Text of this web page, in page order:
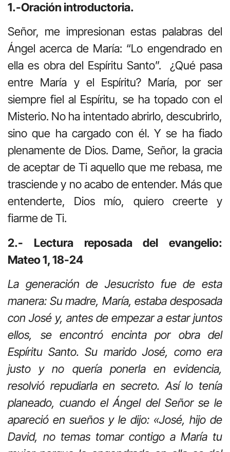
1.-Oración introductoria.
Señor, me impresionan estas palabras del
Ángel acerca de María: “Lo engendrado en
ella es obra del Espíritu Santo”. ¿Qué pasa
entre María y el Espíritu? María, por ser
siempre fiel al Espíritu, se ha topado con el
Misterio. No ha intentado abrirlo, descubrirlo,
sino que ha cargado con él. Y se ha fiado
plenamente de Dios. Dame, Señor, la gracia
de aceptar de Ti aquello que me rebasa, me
trasciende y no acabo de entender. Más que
entenderte, Dios mío, quiero creerte y
fiarme de Ti.
2.- Lectura reposada del evangelio:
Mateo 1, 18-24
La generación de Jesucristo fue de esta
manera: Su madre, María, estaba desposada
con José y, antes de empezar a estar juntos
ellos, se encontró encinta por obra del
Espíritu Santo. Su marido José, como era
justo y no quería ponerla en evidencia,
resolvió repudiarla en secreto. Así lo tenía
planeado, cuando el Ángel del Señor se le
apareció en sueños y le dijo: «José, hijo de
David, no temas tomar contigo a María tu